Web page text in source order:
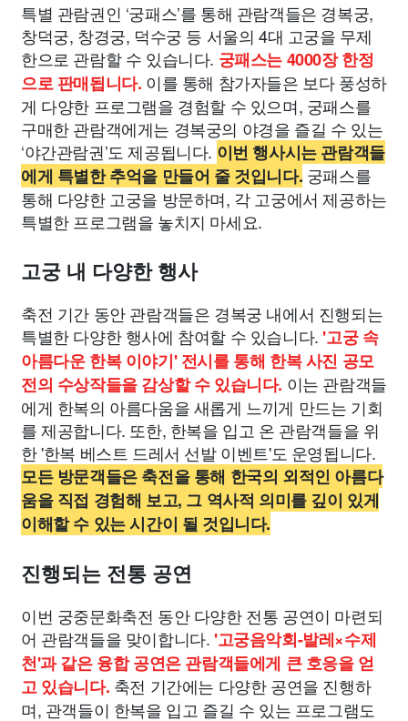
특별 관람권인 ‘궁패스’를 통해 관람객들은 경복궁,
창덕궁, 창경궁, 덕수궁 등 서울의 4대 고궁을 무제
한으로 관람할 수 있습니다. 궁패스는 4000장 한정
으로 판매됩니다. 이를 통해 참가자들은 보다 풍성하
게 다양한 프로그램을 경험할 수 있으며, 궁패스를
구매한 관람객에게는 경복궁의 야경을 즐길 수 있는
‘야간관람권’도 제공됩니다. 이번 행사시는 관람객들
에게 특별한 추억을 만들어 줄 것입니다. 궁패스를
통해 다양한 고궁을 방문하며, 각 고궁에서 제공하는
특별한 프로그램을 놓치지 마세요.
고궁 내 다양한 행사
축전 기간 동안 관람객들은 경복궁 내에서 진행되는
특별한 다양한 행사에 참여할 수 있습니다.'고궁 속
아름다운 한복 이야기' 전시를 통해 한복 사진 공모
전의 수상작들을 감상할 수 있습니다. 이는 관람객들
에게 한복의 아름다움을 새롭게 느끼게 만드는 기회
를 제공합니다. 또한, 한복을 입고 온 관람객들을 위
한 '한복 베스트 드레서 선발 이벤트'도 운영됩니다.
모든 방문객들은 축전을 통해 한국의 외적인 아름다
움을 직접 경험해 보고, 그 역사적 의미를 깊이 있게
이해할 수 있는 시간이 될 것입니다.
진행되는 전통 공연
이번 궁중문화축전 동안 다양한 전통 공연이 마련되
어 관람객들을 맞이합니다.'고궁음악회-발레×수제
천'과 같은 융합 공연은 관람객들에게 큰 호응을 얻
고 있습니다. 축전 기간에는 다양한 공연을 진행하
며, 관객들이 한복을 입고 즐길 수 있는 프로그램도